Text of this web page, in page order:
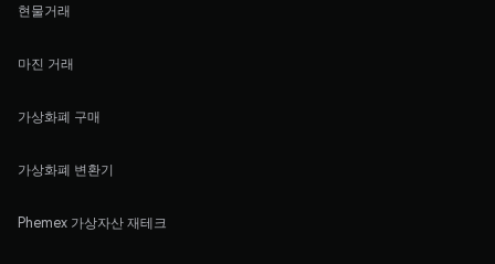
현물거래
마진 거래
가상화폐 구매
가상화폐 변환기
Phemex 가상자산 재테크